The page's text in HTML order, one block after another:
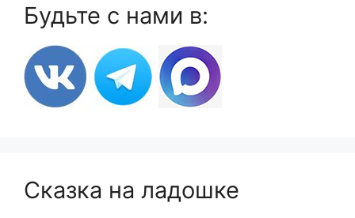
Будьте с нами в:
Сказка на ладошке